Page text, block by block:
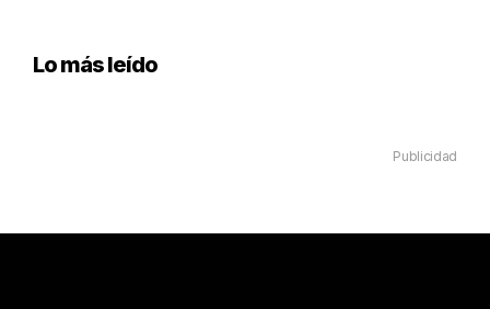
Lo más leído
Publicidad